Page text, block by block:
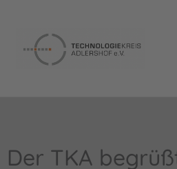
Der TKA